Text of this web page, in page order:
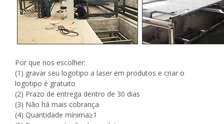
Por que nos escolher:
(1) gravar seu logotipo a laser em produtos e criar o
logotipo é gratuito
(2) Prazo de entrega dentro de 30 dias
(3) Não há mais cobrança
(4) Quantidade mínima≥1